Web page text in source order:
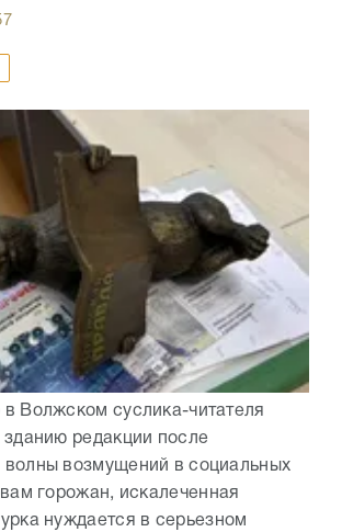
в Волжском суслика-читателя
зданию редакции после
волны возмущений в социальных
горожан, искалеченная
нуждается в серьезном